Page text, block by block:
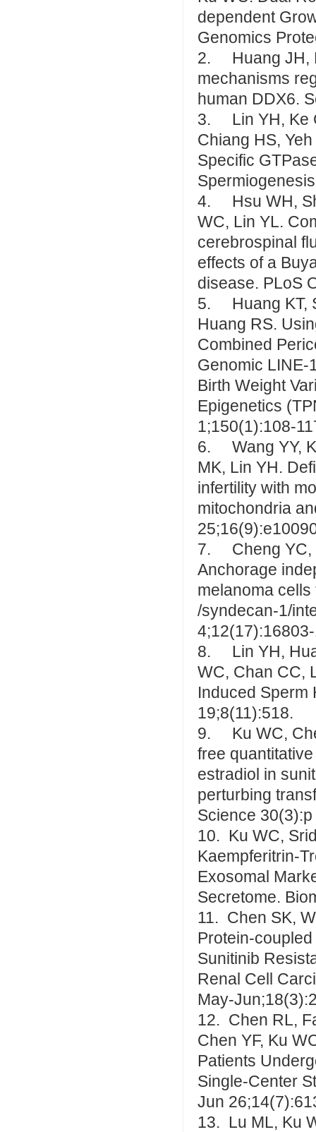
dependent
Genomics
2. Huang JH,
mechanisms
human DDX6.
3. Lin YH, Ke
Chiang HS,
Specific
4. Hsu WH,
WC, Lin YL.
cerebrospinal
effects of a
disease. PLoS
5. Huang KT,
Huang RS.
Combined
Genomic LINE-
Birth Weight
Epigenetics
1;150(1):108-
6. Wang YY,
MK, Lin YH.
infertility with
mitochondria
7. Cheng YC,
Anchorage
melanoma
/syndecan-1/
8. Lin YH,
WC, Chan CC,
Induced Sperm
19;8(11):518.
9. Ku WC,
free
estradiol in
perturbing
Science
10. Ku WC,
Kaempferitrin-
Exosomal
Secretome.
11. Chen SK,
Protein-
Sunitinib
Renal Cell
May-
12. Chen RL,
Chen YF, Ku
Patients
Single-Center
Jun
13. Lu ML, Ku